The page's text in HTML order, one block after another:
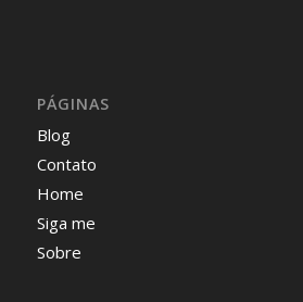
PÁGINAS
Blog
Contato
Home
Siga me
Sobre